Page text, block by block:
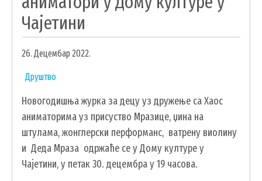
УДРУЖЕЊА И НВО
ЛОКАЛНА САМОУПРАВА
ПРЕДСЕДНИК
ОПШТИНСКО ВЕЋЕ
ОПШТИНСКА УПРАВА
ОПШТИНСКО ПРАВОБРАНИЛАШТВО
МЕСНЕ ЗАЈЕДНИЦЕ
Чајетини
26. Децембар 2022.
Друштво
Новогодишња журка за децу уз дружење са Хаос
аниматорима уз присуство Мразице, џина на
штулама, жонглерски перформанс, ватрену виолину
и Деда Мраза одржаће се у Дому културе у
Чајетини, у петак 30. децембра у 19 часова.